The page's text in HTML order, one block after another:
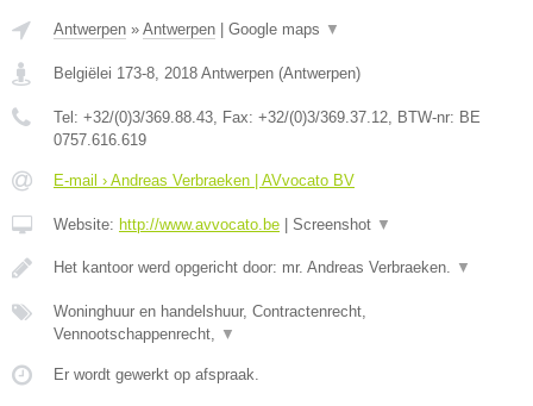
Antwerpen » Antwerpen Google maps ▼
Belgiëlei 173-8, 2018 Antwerpen (Antwerpen)
Tel: +32/(0)3/369.88.43, Fax: +32/(0)3/369.37.12, BTW-nr: BE
0757.616.619
E-mail › Andreas Verbraeken | AVvocato BV
Website: http://www.avvocato.be Screenshot ▼
Het kantoor werd opgericht door: mr. Andreas Verbraeken. ▼
Woninghuur en handelshuur, Contractenrecht,
Vennootschappenrecht, ▼
Er wordt gewerkt op afspraak.